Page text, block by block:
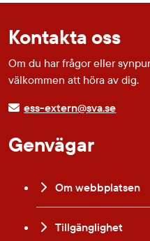
Kontakta oss
Om du har frågor eller
välkommen att höra av dig.
ess-extern@sva.se
Genvägar
Om webbplatsen
Tillgänglighet